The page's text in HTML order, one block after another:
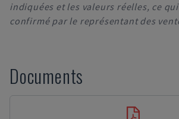
indiquées et les valeurs réelles, ce
confirmé par le représentant des
Documents